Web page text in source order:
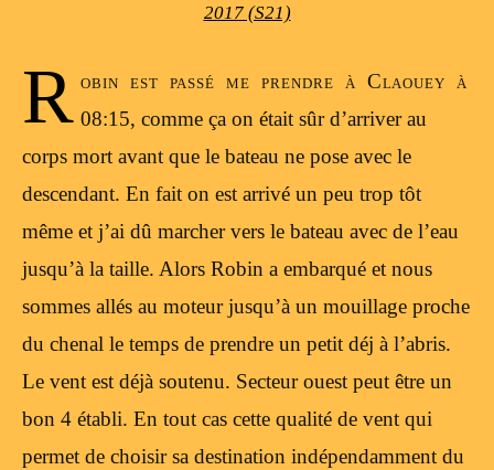
2017 (S21)
R obin est passé me prendre à Claouey à
08:15, comme ça on était sûr d’arriver au
corps mort avant que le bateau ne pose avec le
descendant. En fait on est arrivé un peu trop tôt
même et j’ai dû marcher vers le bateau avec de l’eau
jusqu’à la taille. Alors Robin a embarqué et nous
sommes allés au moteur jusqu’à un mouillage proche
du chenal le temps de prendre un petit déj à l’abris.
Le vent est déjà soutenu. Secteur ouest peut être un
bon 4 établi. En tout cas cette qualité de vent qui
permet de choisir sa destination indépendamment du